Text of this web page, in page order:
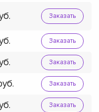
Заказать
Заказать
Заказать
Заказать
Заказать